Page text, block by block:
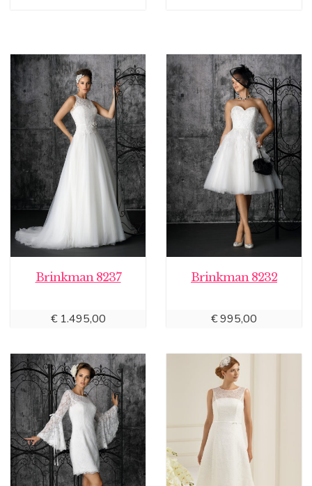
Brinkman 8237
€1.495,00
Brinkman 8232
€995,00